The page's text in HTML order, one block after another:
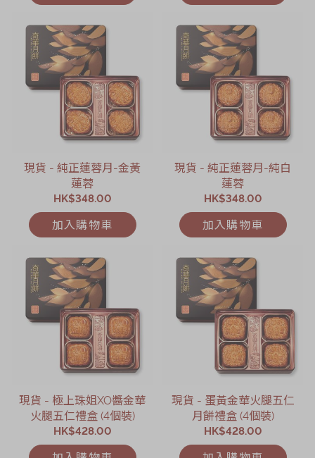
現貨 - 純正蓮蓉月-金黃
蓮蓉
HK$348.00
加入購物車
現貨 - 純正蓮蓉月-純白
蓮蓉
HK$348.00
加入購物車
現貨 - 極上珠姐XO醬金華
火腿五仁禮盒 (4個裝)
HK$428.00
現貨 - 蛋黃金華火腿五仁
月餅禮盒 (4個裝)
HK$428.00